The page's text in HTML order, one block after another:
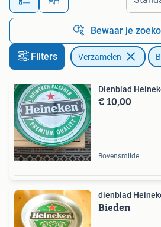
Bewaar je
Filters Verzamelen
Dienblad
€ 10,00
Bovensmilde
dienblad
Bieden